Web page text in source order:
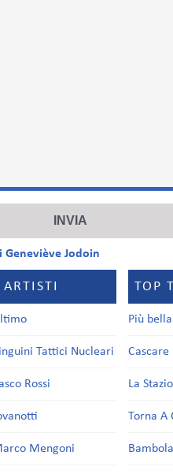
Geneviève Jodoin
ARTISTI
Tattici Nucleari
Rossi
Mengoni
TOP
Più
Cascare
La
Torna A
Bambola